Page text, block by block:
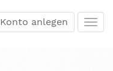
Konto anlegen